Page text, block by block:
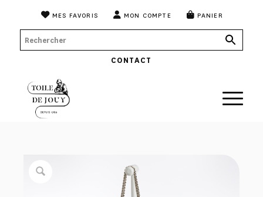
MES FAVORIS MON COMPTE PANIER
CONTACT